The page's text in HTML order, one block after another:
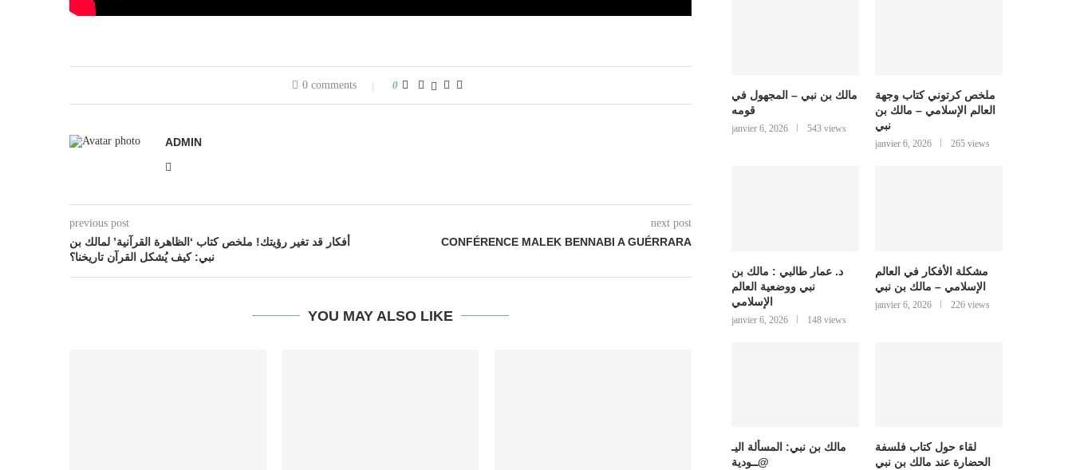
0 comments 0
ADMIN
previous post
أفكار قد تغير رؤيتك! ملخص كتاب ‘الظاهرة القرآنية’ لمالك بن
نبي: كيف يُشكل القرآن تاريخنا؟
next post
CONFÉRENCE MALEK BENNABI A GUÉRRARA
YOU MAY ALSO LIKE
مالك بن نبي – المجهول في
قومه
janvier 6, 2026 543 views
ملخص كرتوني كتاب وجهة
العالم الإسلامي – مالك بن
نبي
janvier 6, 2026 265 views
د. عمار طالبي : مالك بن
نبي ووضعية العالم
الإسلامي
janvier 6, 2026 148 views
مشكلة الأفكار في العالم
الإسلامي – مالك بن نبي
janvier 6, 2026 226 views
مالك بن نبي: المسألة اليـ
@ــودية
لقاء حول كتاب فلسفة
الحضارة عند مالك بن نبي